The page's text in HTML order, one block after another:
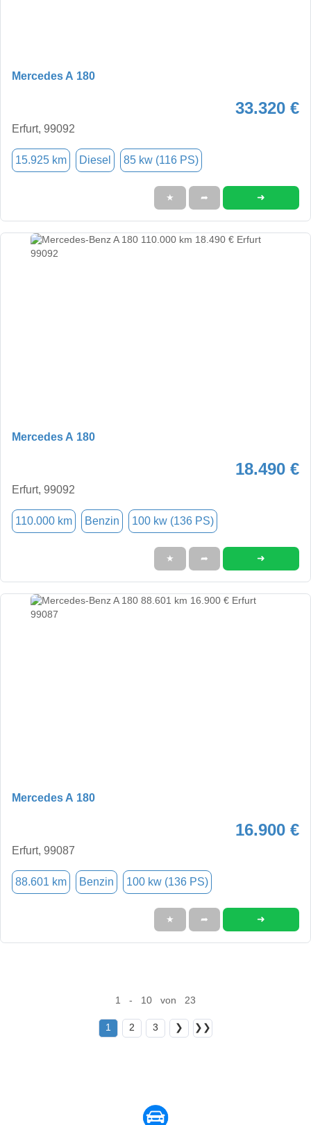
Mercedes A 180
33.320 €
Erfurt, 99092
15.925 km Diesel 85 kw (116 PS)
★ ➦ ➜
Mercedes A 180
18.490 €
Erfurt, 99092
110.000 km Benzin 100 kw (136 PS)
★ ➦ ➜
Mercedes A 180
16.900 €
Erfurt, 99087
88.601 km Benzin 100 kw (136 PS)
★ ➦ ➜
1 - 10 von 23
1 2 3 ❯ ❯❯